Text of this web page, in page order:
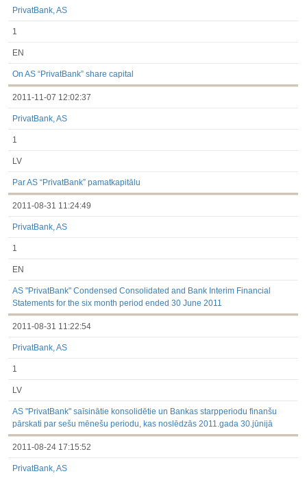
PrivatBank, AS
1
EN
On AS “PrivatBank” share capital
2011-11-07 12:02:37
PrivatBank, AS
1
LV
Par AS “PrivatBank” pamatkapitālu
2011-08-31 11:24:49
PrivatBank, AS
1
EN
AS "PrivatBank" Condensed Consolidated and Bank Interim Financial
Statements for the six month period ended 30 June 2011
2011-08-31 11:22:54
PrivatBank, AS
1
LV
AS "PrivatBank" saīsinātie konsolidētie un Bankas starpperiodu finanšu
pārskati par sešu mēnešu periodu, kas noslēdzās 2011.gada 30.jūnijā
2011-08-24 17:15:52
PrivatBank, AS